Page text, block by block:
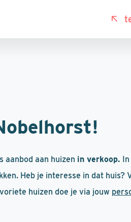
aanbod aan huizen in verkoop.
Heb je interesse in dat huis?
huizen doe je via jouw